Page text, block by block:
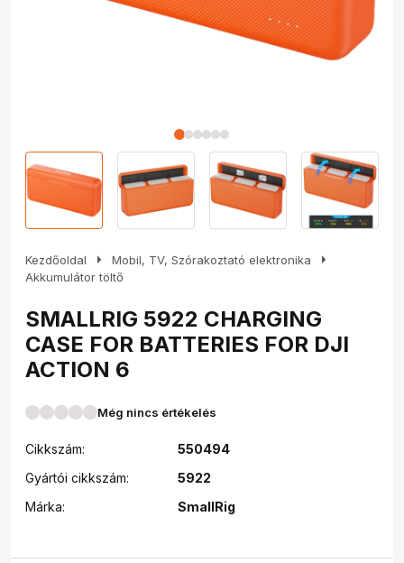
Kezdőoldal arrow_right Mobil, TV, Szórakoztató elektronika arrow_right
Akkumulátor töltő
SMALLRIG 5922 CHARGING
CASE FOR BATTERIES FOR DJI
ACTION 6
Még nincs értékelés
Cikkszám:
550494
Gyártói cikkszám:
5922
Márka:
SmallRig